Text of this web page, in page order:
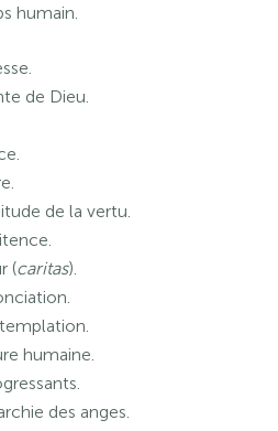
humain.
de Dieu.
de la vertu.
(caritas).
humaine.
des anges.